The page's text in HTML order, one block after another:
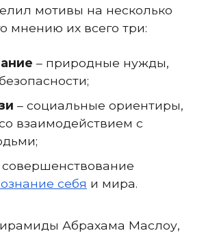
мотивы на несколько
мнению их всего три:
– природные нужды,
– социальные ориентиры,
взаимодействием с
совершенствование
себя и мира.
Абрахама Маслоу,